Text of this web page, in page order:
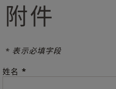
附件
* 表示必填字段
姓名 *